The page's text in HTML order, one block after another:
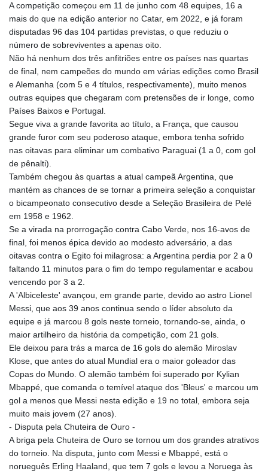
A competição começou em 11 de junho com 48 equipes, 16 a
mais do que na edição anterior no Catar, em 2022, e já foram
disputadas 96 das 104 partidas previstas, o que reduziu o
número de sobreviventes a apenas oito.
Não há nenhum dos três anfitriões entre os países nas quartas
de final, nem campeões do mundo em várias edições como Brasil
e Alemanha (com 5 e 4 títulos, respectivamente), muito menos
outras equipes que chegaram com pretensões de ir longe, como
Países Baixos e Portugal.
Segue viva a grande favorita ao título, a França, que causou
grande furor com seu poderoso ataque, embora tenha sofrido
nas oitavas para eliminar um combativo Paraguai (1 a 0, com gol
de pênalti).
Também chegou às quartas a atual campeã Argentina, que
mantém as chances de se tornar a primeira seleção a conquistar
o bicampeonato consecutivo desde a Seleção Brasileira de Pelé
em 1958 e 1962.
Se a virada na prorrogação contra Cabo Verde, nos 16-avos de
final, foi menos épica devido ao modesto adversário, a das
oitavas contra o Egito foi milagrosa: a Argentina perdia por 2 a 0
faltando 11 minutos para o fim do tempo regulamentar e acabou
vencendo por 3 a 2.
A 'Albiceleste' avançou, em grande parte, devido ao astro Lionel
Messi, que aos 39 anos continua sendo o líder absoluto da
equipe e já marcou 8 gols neste torneio, tornando-se, ainda, o
maior artilheiro da história da competição, com 21 gols.
Ele deixou para trás a marca de 16 gols do alemão Miroslav
Klose, que antes do atual Mundial era o maior goleador das
Copas do Mundo. O alemão também foi superado por Kylian
Mbappé, que comanda o temível ataque dos 'Bleus' e marcou um
gol a menos que Messi nesta edição e 19 no total, embora seja
muito mais jovem (27 anos).
- Disputa pela Chuteira de Ouro -
A briga pela Chuteira de Ouro se tornou um dos grandes atrativos
do torneio. Na disputa, junto com Messi e Mbappé, está o
norueguês Erling Haaland, que tem 7 gols e levou a Noruega às